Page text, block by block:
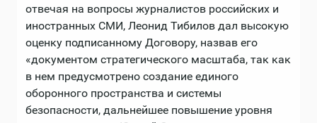
отвечая на вопросы журналистов российских и
иностранных СМИ, Леонид Тибилов дал высокую
оценку подписанному Договору, назвав его
«документом стратегического масштаба, так как
в нем предусмотрено создание единого
оборонного пространства и системы
безопасности, дальнейшее повышение уровня